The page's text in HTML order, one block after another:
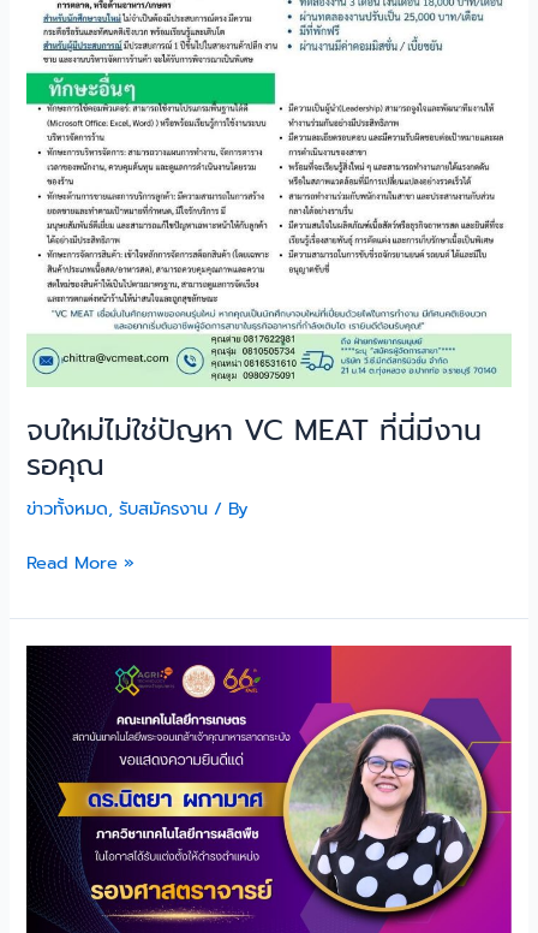
จบใหม่ไม่ใช่ปัญหา VC MEAT ที่นี่มีงาน
รอคุณ
ข่าวทั้งหมด,รับสมัครงาน / By
คุณ
Read More »
คณะ
เทคโนโลยี
การเกษตร
ขอ
แสดง
ความ
ยินดี
กับ
รอง
ศาสตราจารย์